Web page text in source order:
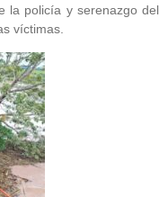
la policía y serenazgo del
víctimas.